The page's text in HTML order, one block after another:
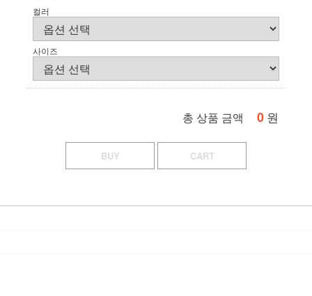
컬러
사이즈
총 상품 금액 0 원
BUY CART